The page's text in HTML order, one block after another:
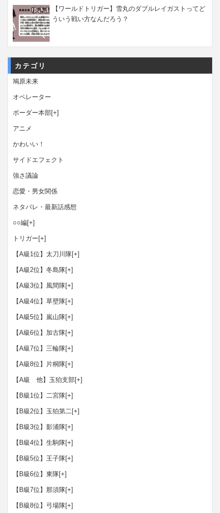
【ワールドトリガー】雪丸のダブルレイガストってど
ういう戦い方なんだろう？
カテゴリ
鳩原未来
オペレーター
ボーダー本部[+]
アニメ
かわいい！
サイドエフェクト
強さ議論
恋愛・男女関係
ネタバレ・最新話感想
○○編[+]
トリガー [+]
【A級1位】太刀川隊[+]
【A級2位】冬島隊[+]
【A級3位】風間隊[+]
【A級4位】草壁隊[+]
【A級5位】嵐山隊[+]
【A級6位】加古隊[+]
【A級7位】三輪隊[+]
【A級8位】片桐隊[+]
【A級 他】玉狛支部[+]
【B級1位】二宮隊[+]
【B級2位】玉狛第二[+]
【B級3位】影浦隊[+]
【B級4位】生駒隊[+]
【B級5位】王子隊[+]
【B級6位】東隊[+]
【B級7位】那須隊[+]
【B級8位】弓場隊[+]